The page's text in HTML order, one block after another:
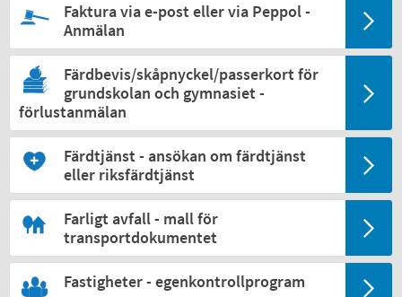
Faktura via e-post eller via Peppol -
Anmälan
Färdbevis/skåpnyckel/passerkort för
grundskolan och gymnasiet -
förlustanmälan
Färdtjänst - ansökan om färdtjänst
eller riksfärdtjänst
Farligt avfall - mall för
transportdokumentet
Fastigheter - egenkontrollprogram